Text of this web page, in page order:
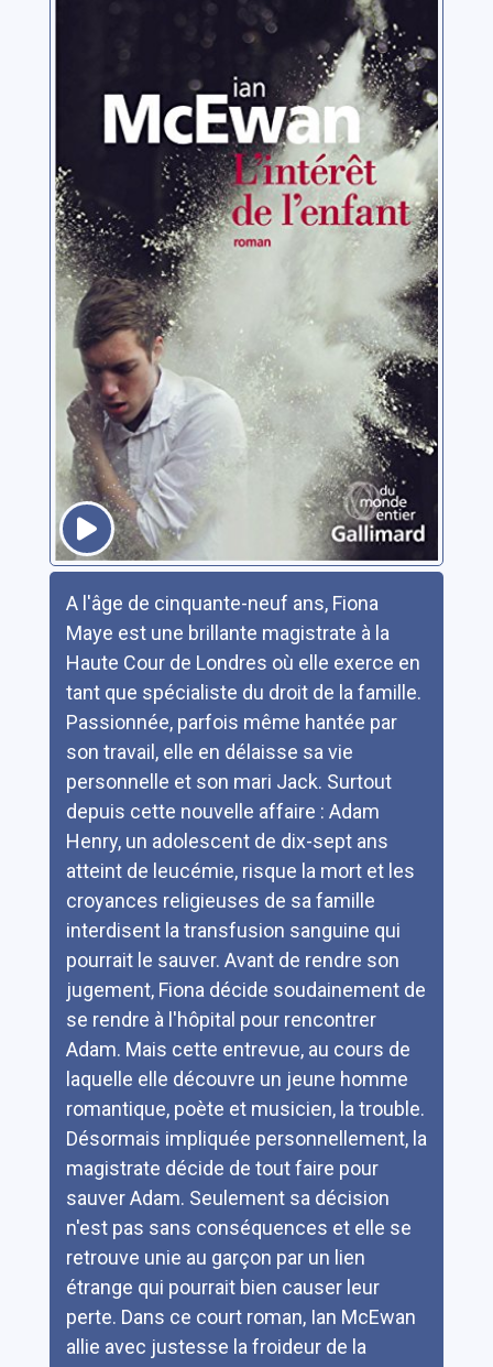
A l'âge de cinquante-neuf ans, Fiona
Maye est une brillante magistrate à la
Haute Cour de Londres où elle exerce en
tant que spécialiste du droit de la famille.
Passionnée, parfois même hantée par
son travail, elle en délaisse sa vie
personnelle et son mari Jack. Surtout
depuis cette nouvelle affaire : Adam
Henry, un adolescent de dix-sept ans
atteint de leucémie, risque la mort et les
croyances religieuses de sa famille
interdisent la transfusion sanguine qui
pourrait le sauver. Avant de rendre son
jugement, Fiona décide soudainement de
se rendre à l'hôpital pour rencontrer
Adam. Mais cette entrevue, au cours de
laquelle elle découvre un jeune homme
romantique, poète et musicien, la trouble.
Désormais impliquée personnellement, la
magistrate décide de tout faire pour
sauver Adam. Seulement sa décision
n'est pas sans conséquences et elle se
retrouve unie au garçon par un lien
étrange qui pourrait bien causer leur
perte. Dans ce court roman, Ian McEwan
allie avec justesse la froideur de la